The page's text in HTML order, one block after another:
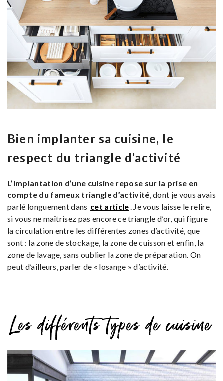
Bien implanter sa cuisine, le
respect du triangle d’activité
L’implantation d’une cuisine repose sur la prise en
compte du fameux triangle d’activité , dont je vous avais
parlé longuement dans cet article
. Je vous laisse le relire,
si vous ne maîtrisez pas encore ce triangle d’or, qui figure
la circulation entre les différentes zones d’activité, que
sont : la zone de stockage, la zone de cuisson et enfin, la
zone de lavage, sans oublier la zone de préparation. On
peut d’ailleurs, parler de « losange » d’activité.
Les différents types de cuisine